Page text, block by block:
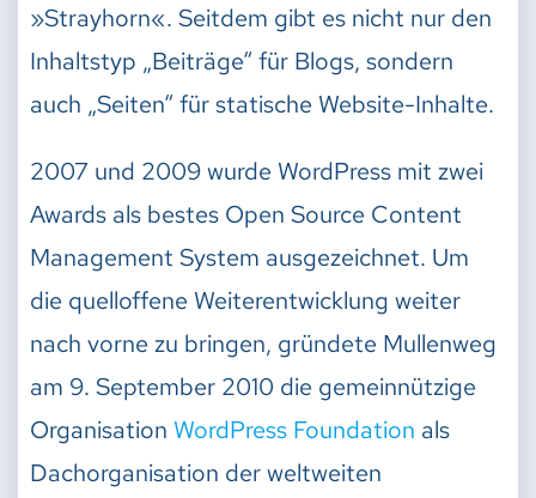
»Strayhorn«. Seitdem gibt es nicht nur den
Inhaltstyp „Beiträge“ für Blogs, sondern
auch „Seiten“ für statische Website-Inhalte.
2007 und 2009 wurde WordPress mit zwei
Awards als bestes Open Source Content
Management System ausgezeichnet. Um
die quelloffene Weiterentwicklung weiter
nach vorne zu bringen, gründete Mullenweg
am 9. September 2010 die gemeinnützige
Organisation WordPress Foundation als
Dachorganisation der weltweiten